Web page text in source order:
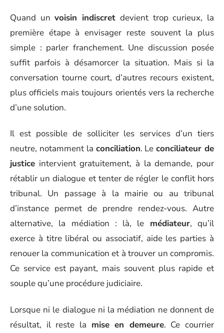
Quand unvoisin indiscret devient trop curieux, la
première étape à envisager reste souvent la plus
simple : parler franchement. Une discussion posée
suffit parfois à désamorcer la situation. Mais si la
conversation tourne court, d’autres recours existent,
plus officiels mais toujours orientés vers la recherche
d’une solution.
Il est possible de solliciter les services d’un tiers
neutre, notamment la conciliation. Leconciliateur de
justice intervient gratuitement, à la demande, pour
rétablir un dialogue et tenter de régler le conflit hors
tribunal. Un passage à la mairie ou au tribunal
d’instance permet de prendre rendez-vous. Autre
alternative, la médiation : là, le médiateur, qu’il
exerce à titre libéral ou associatif, aide les parties à
renouer la communication et à trouver un compromis.
Ce service est payant, mais souvent plus rapide et
souple qu’une procédure judiciaire.
Lorsque ni le dialogue ni la médiation ne donnent de
résultat, il reste la mise en demeure. Ce courrier